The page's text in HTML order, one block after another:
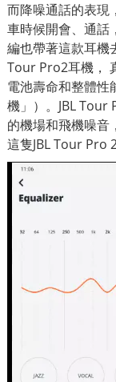
而降噪通話的表現
車時候開會、通話
編也帶著這款耳機
Tour Pro2耳機，
電池壽命和整體性
機」）。 JBL Tour
的機場和飛機噪音
這隻JBL Tour Pro 2